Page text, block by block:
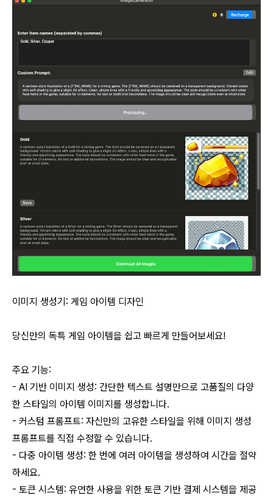
이미지 생성기: 게임 아이템 디자인
당신만의 독특 게임 아이템을 쉽고 빠르게 만들어보세요!
주요 기능:
- AI 기반 이미지 생성: 간단한 텍스트 설명만으로 고품질의 다양
한 스타일의 아이템 이미지를 생성합니다.
- 커스텀 프롬프트: 자신만의 고유한 스타일을 위해 이미지 생성
프롬프트를 직접 수정할 수 있습니다.
- 다중 아이템 생성: 한 번에 여러 아이템을 생성하여 시간을 절약
하세요.
- 토큰 시스템: 유연한 사용을 위한 토큰 기반 결제 시스템을 제공